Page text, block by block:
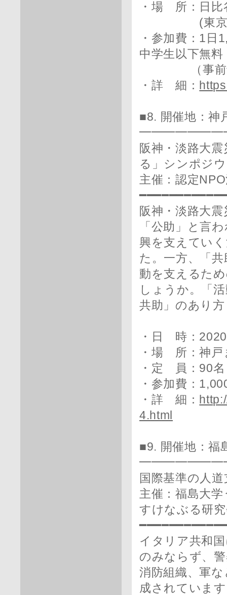
・場 所：日比
(東京都千
・参加費：1日
中学生以下無料
（事前予
・詳 細：
■8. 開催地：神
阪神・淡路大
る」シンポジ
主催：認定
阪神・淡路大
「公助」と言
興を支えてい
た。一方、「
動を支えるた
しょうか。「
共助」のあり
・日 時：
・場 所：神戸
・定 員：90名
・参加費：
・詳 細：
4.html
■9. 開催地：福
国際基準の人
主催：福島大
すけなぶる研
イタリア共和
のみならず、
消防組織、軍
成されていま